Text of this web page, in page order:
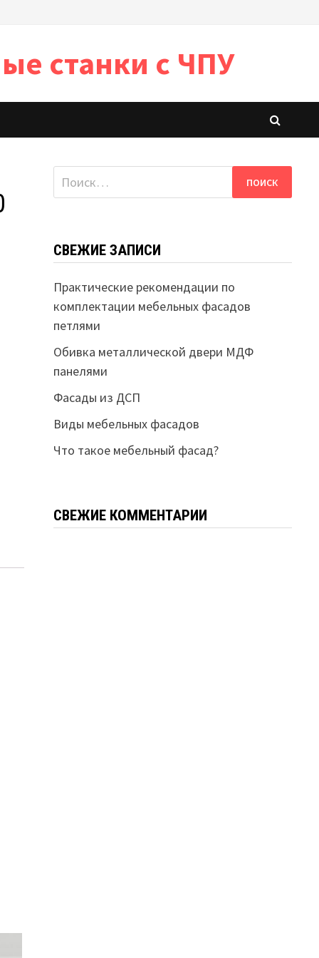
станки с ЧПУ
Найти:
СВЕЖИЕ ЗАПИСИ
Практические рекомендации по
комплектации мебельных фасадов
петлями
Обивка металлической двери МДФ
панелями
Фасады из ДСП
Виды мебельных фасадов
Что такое мебельный фасад?
СВЕЖИЕ КОММЕНТАРИИ